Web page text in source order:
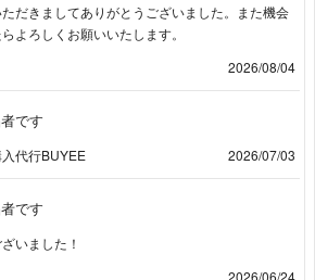
だきましてありがとうございました。また機会
よろしくお願いいたします。
2026/08/04
です
代行BUYEE 2026/07/03
です
いました！
2026/06/24